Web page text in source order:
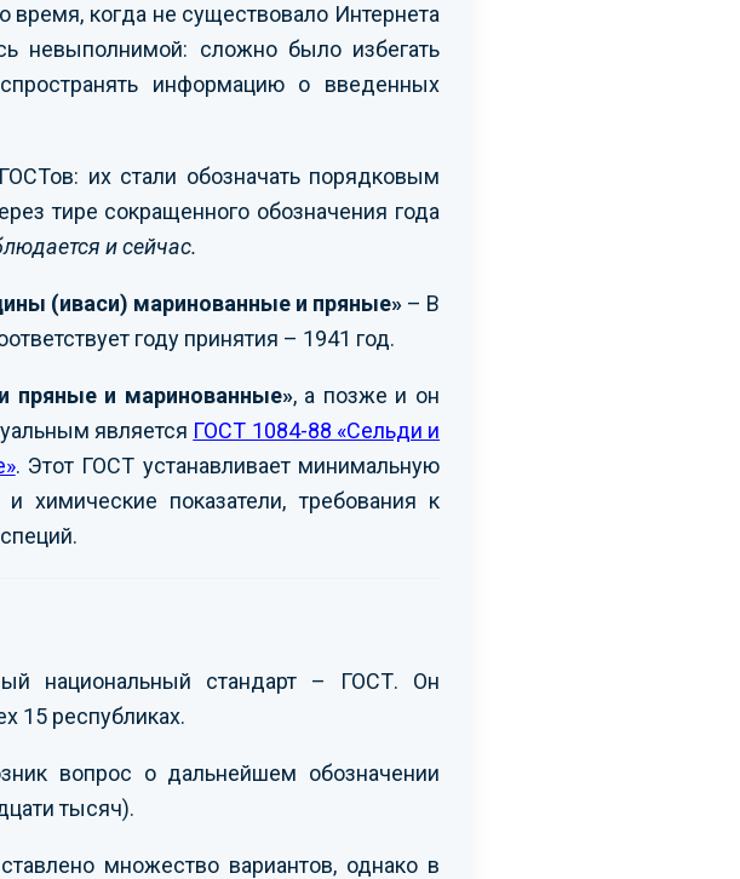
когда не существовало Интернета
невыполнимой: сложно было избегать
информацию о введенных
их стали обозначать порядковым
тире сокращенного обозначения года
и сейчас.
(иваси) маринованные и пряные»– В
году принятия – 1941 год.
пряные и маринованные», а позже и он
является ГОСТ 1084-88 «Сельди и
. Этот ГОСТ устанавливает минимальную
химические показатели, требования к
национальный стандарт – ГОСТ. Он
15 республиках.
вопрос о дальнейшем обозначении
тысяч).
множество вариантов, однако в